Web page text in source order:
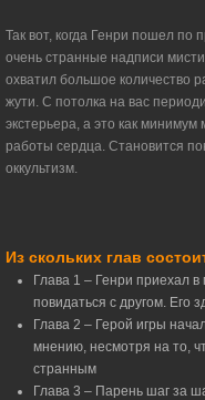
Так вот, когда Генри пошел по
очень странные надписи
охватил большое количество
жути. С потолка на вас
экстерьера, а это как
работы сердца. Становится
оккультизм.
Из скольких глав
Глава 1 – Генри приехал
повидаться с другом. Его
Глава 2 – Герой игры
мнению, несмотря на то,
странным
Глава 3 – Парень шаг за